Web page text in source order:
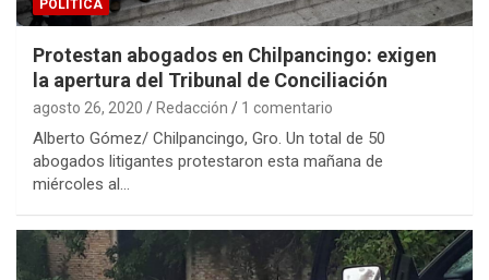
POLÍTICA
Protestan abogados en Chilpancingo: exigen
la apertura del Tribunal de Conciliación
agosto 26, 2020 Redacción 1 comentario
Alberto Gómez/ Chilpancingo, Gro. Un total de 50
abogados litigantes protestaron esta mañana de
miércoles al…